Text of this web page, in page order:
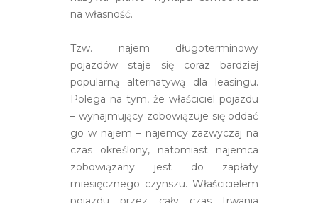
na własność.
Tzw. najem długoterminowy
pojazdów staje się coraz bardziej
popularną alternatywą dla leasingu.
Polega na tym, że właściciel pojazdu
– wynajmujący zobowiązuje się oddać
go w najem – najemcy zazwyczaj na
czas określony, natomiast najemca
zobowiązany jest do zapłaty
miesięcznego czynszu. Właścicielem